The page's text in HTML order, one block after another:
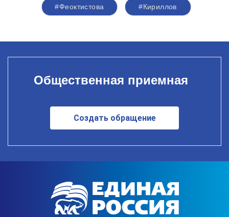
#Феоктистова #Кириллов
Общественная приемная
Создать обращение